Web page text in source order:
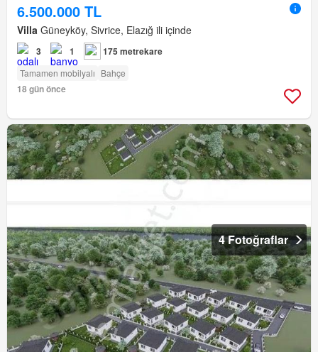
6.500.000 TL
Villa Güneyköy, Sivrice, Elazığ ili içinde
3 1 175 metrekare
Tamamen mobilyalı Bahçe
18 gün önce
4 Fotoğraflar